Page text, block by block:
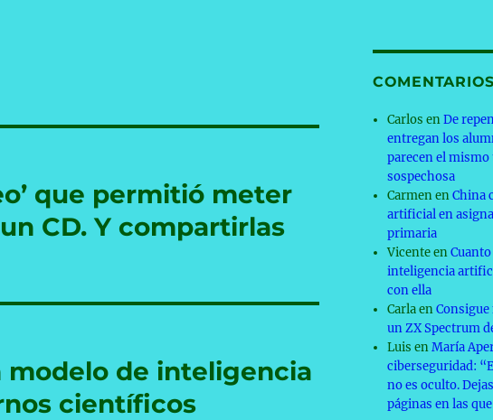
que permitió meter
CD. Y compartirlas
modelo de inteligencia
científicos
Carlos enDe
entregan los
parecen el mismo
sospechosa
CarmenenChina
artificial en
primaria
Vicenteen
inteligencia
con ella
Carlaen
un ZX Spectrum
Luis enMaría
ciberseguridad:
no es oculto.
páginas en las